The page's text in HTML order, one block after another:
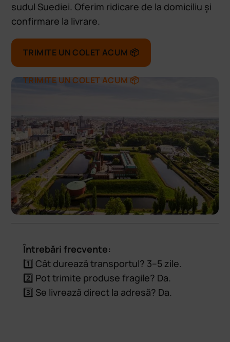
sudul Suediei. Oferim ridicare de la domiciliu și
confirmare la livrare.
TRIMITE UN COLET ACUM 📦
TRIMITE UN COLET ACUM 📦
Întrebări frecvente:
1️⃣ Cât durează transportul? 3–5 zile.
2️⃣ Pot trimite produse fragile? Da.
3️⃣ Se livrează direct la adresă? Da.